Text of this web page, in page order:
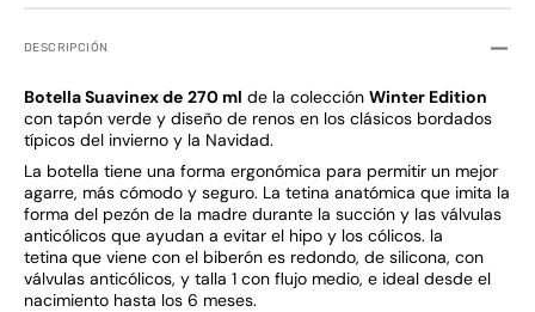
DESCRIPCIÓN
Botella Suavinex de 270 ml de la colección Winter Edition
con tapón verde y diseño de renos en los clásicos bordados
típicos del invierno y la Navidad.
La botella tiene una forma ergonómica para permitir un mejor
agarre, más cómodo y seguro. La tetina anatómica que imita la
forma del pezón de la madre durante la succión y las válvulas
anticólicos que ayudan a evitar el hipo y los cólicos. la
tetina que viene con el biberón es redondo, de silicona, con
válvulas anticólicos, y talla 1 con flujo medio, e ideal desde el
nacimiento hasta los 6 meses.